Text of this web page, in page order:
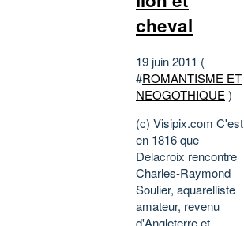
cheval
19 juin 2011 (
#ROMANTISME ET
NEOGOTHIQUE )
(c) Visipix.com C'est
en 1816 que
Delacroix rencontre
Charles-Raymond
Soulier, aquarelliste
amateur, revenu
d'Angleterre et